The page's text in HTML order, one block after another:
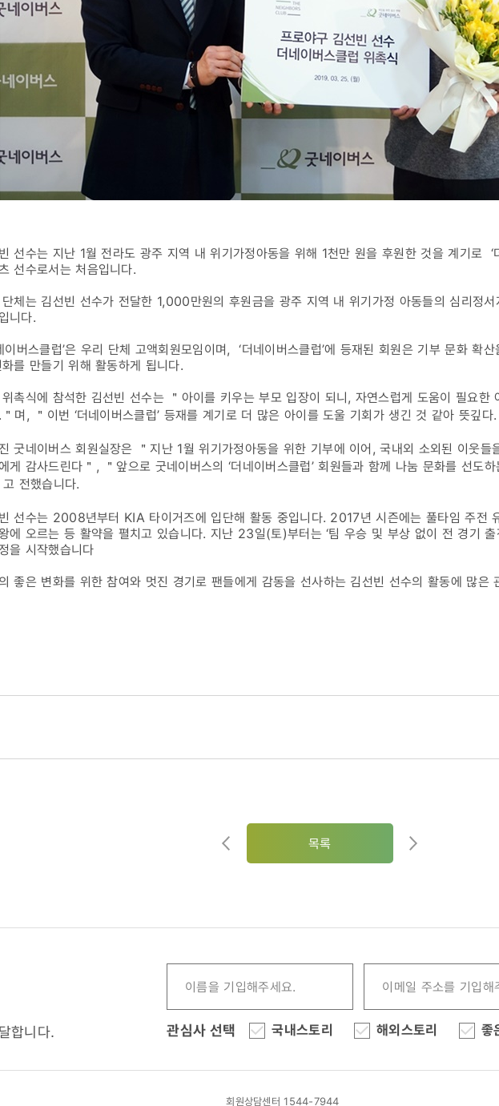
선수는 지난 1월 전라도 광주 지역 내 위기가정아동을 위해 1천만 원을 후원한 것을 계기로 ‘
선수로서는 처음입니다.
체는 김선빈 선수가 전달한 1,000만원의 후원금을 광주 지역 내 위기가정 아동들의 심리정
니다.
이버스클럽’은 우리 단체 고액회원모임이며, ‘더네이버스클럽’에 등재된 회원은 기부 문화 확
를 만들기 위해 활동하게 됩니다.
촉식에 참석한 김선빈 선수는 ＂아이를 키우는 부모 입장이 되니, 자연스럽게 도움이 필요한
며, ＂이번 ‘더네이버스클럽’ 등재를 계기로 더 많은 아이를 도울 기회가 생긴 것 같아 뜻깊
굿네이버스 회원실장은 ＂지난 1월 위기가정아동을 위한 기부에 이어, 국내외 소외된 이웃
게 감사드린다＂, ＂앞으로 굿네이버스의 ‘더네이버스클럽’ 회원들과 함께 나눔 문화를 선도
전했습니다.
선수는 2008년부터 KIA 타이거즈에 입단해 활동 중입니다. 2017년 시즌에는 풀타임 주전
에 오르는 등 활약을 펼치고 있습니다. 지난 23일(토)부터는 ‘팀 우승 및 부상 없이 전 경기
을 시작했습니다
좋은 변화를 위한 참여와 멋진 경기로 팬들에게 감동을 선사하는 김선빈 선수의 활동에 많은
목록
합니다. 관심사 선택 국내스토리 해외스토리 좋
회원상담센터 1544-7944